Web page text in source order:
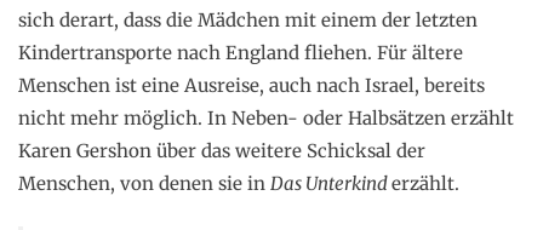
sich derart, dass die Mädchen mit einem der letzten
Kindertransporte nach England fliehen. Für ältere
Menschen ist eine Ausreise, auch nach Israel, bereits
nicht mehr möglich. In Neben- oder Halbsätzen erzählt
Karen Gershon über das weitere Schicksal der
Menschen, von denen sie in Das Unterkinderzählt.